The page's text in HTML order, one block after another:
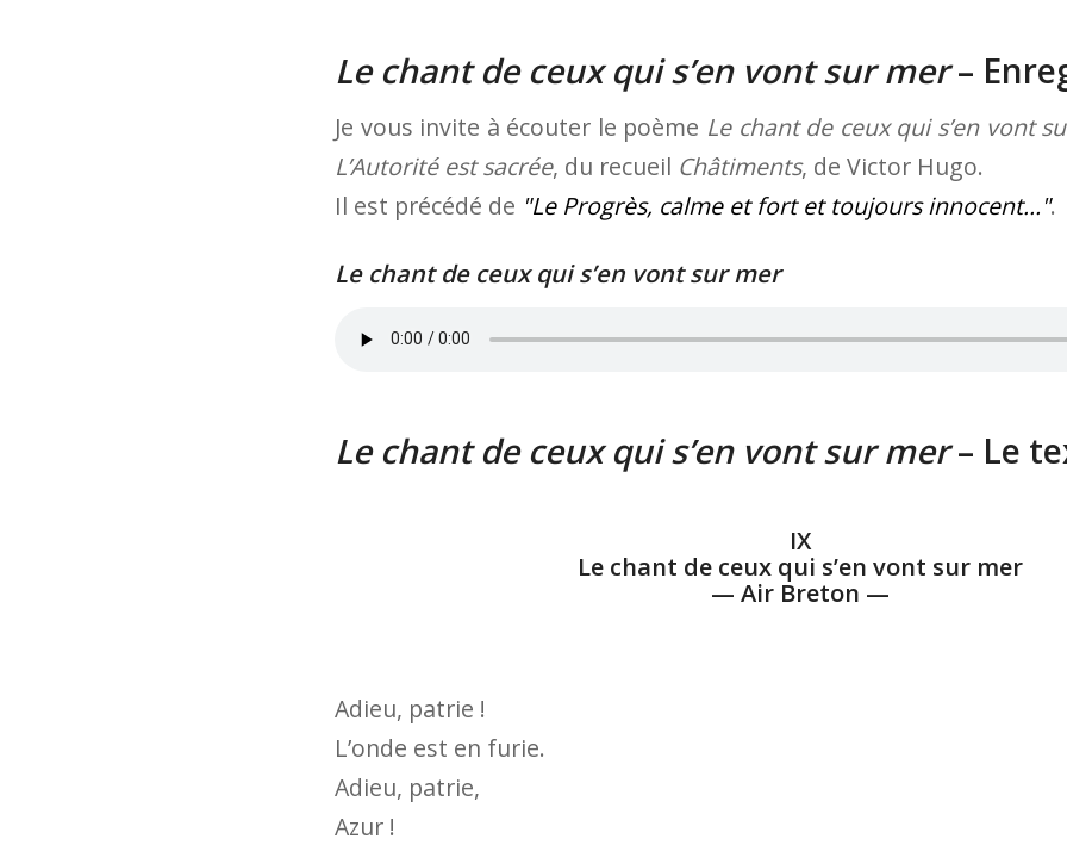
Le chant de ceux qui s’en vont sur mer–
Je vous invite à écouter le poème Le chant de ceux qui s’en vont
L’Autorité est sacrée, du recueil Châtiments, de Victor Hugo.
Il est précédé de Le Progrès, calme et fort et toujours innocent… .
Le chant de ceux qui s’en vont sur mer
Le chant de ceux qui s’en vont sur mer– Le
IX
Le chant de ceux qui s’en vont sur mer
— Air Breton —
Adieu, patrie !
L’onde est en furie.
Adieu, patrie,
Azur !